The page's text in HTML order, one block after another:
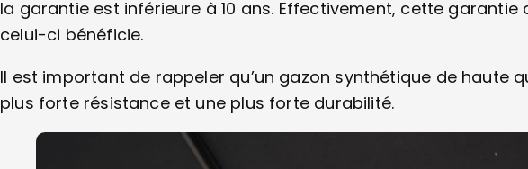
la garantie est inférieure à 10 ans. Effectivement, cette
celui-ci bénéficie.
Il est important de rappeler qu’un gazon synthétique de haute
plus forte résistance et une plus forte durabilité.